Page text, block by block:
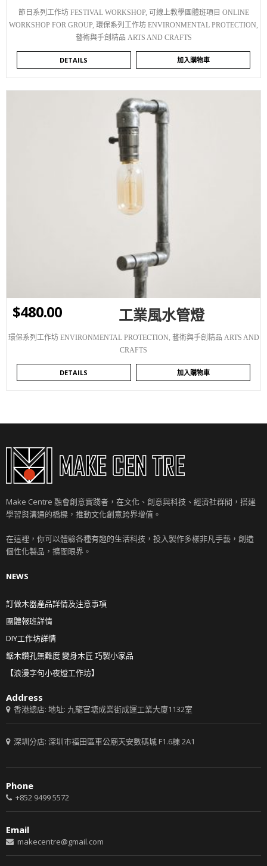
節日系列工作坊 FESTIVAL WORKSHOP, 可線上教學團體班項目 ONLINE
WORKSHOP FOR GROUP 環保系列工作坊 ENVIRONMENTAL PROTECTION
藝術與手創精品 ARTS AND CRAFTS
DETAILS 加入購物車
$480.00 工業風水管燈
環保系列工作坊 ENVIRONMENTAL PROTECTION, 藝術與手創精品 ARTS AND
CRAFTS
DETAILS 加入購物車
Make Centre 融會創意實踐者，在文化、創意與科技、經濟社群間，搭建
學習與溝通的橋樑，推動文化創意跨界增值。
在這裡，你可以體驗各種有趣的生活科技，投入製作多樣非凡手藝，創造
個性化製品，擴闊眼界。
NEWS
訂做木器產品詳情及注意事項
團體報班詳情
DIY工作坊詳情
鋸木鑽孔無難度 變身木匠 巧製小家品
【浪漫字句小夜燈工作坊】
Address
香港總店: 地址: 九龍官塘成業街成運工業大廈1132室
深圳分店: 深圳市福田區車公廟天安數碼城 F1.6棟 2A1
Phone
+852 9499 5572
Email
makecentre@gmail.com